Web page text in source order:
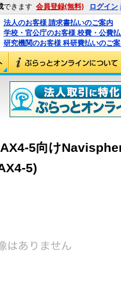
できます 会員登録(無料) ログイン
法人のお客様 請求書払いのご案内
学校・官公庁のお客様 校費・公費
研究機関のお客様 科研費払いのご
5向け
5)